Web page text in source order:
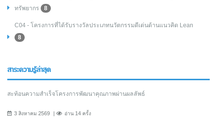
ทรัพยากร
8
C04 - โครงการที่ได้รับรางวัลประเภทนวัตกรรมดีเด่นด้านแนวคิด Lean
8
สาระความรู้ล่าสุด
สะท้อนความสำเร็จโครงการพัฒนาคุณภาพผ่านผลลัพธ์
3 สิงหาคม 2569 อ่าน 14 ครั้ง